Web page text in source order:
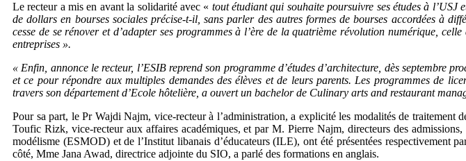
Le recteur a mis en avant la solidarité avec « tout étudiant qui souhaite poursuivre ses études à
de dollars en bourses sociales précise-t-il, sans parler des autres formes de bourses accordées à
cesse de se rénover et d’adapter ses programmes à l’ère de la quatrième révolution numérique,
entreprises ».
« Enfin, annonce le recteur, l’ESIB reprend son programme d’études d’architecture, dès septembre
et ce pour répondre aux multiples demandes des élèves et de leurs parents. Les programmes de
travers son département d’Ecole hôtelière, a ouvert un bachelor de Culinary arts and restaurant
Pour sa part, le Pr Wajdi Najm, vice-recteur à l’administration, a explicité les modalités de traitement
Toufic Rizk, vice-recteur aux affaires académiques, et par M. Pierre Najm, directeurs des
modélisme (ESMOD) et de l’Institut libanais d’éducateurs (ILE), ont été présentées
côté, Mme Jana Awad, directrice adjointe du SIO, a parlé des formations en anglais.